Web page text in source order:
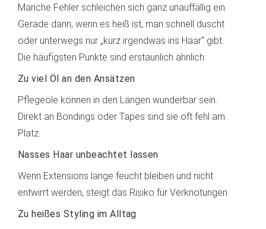
Manche Fehler schleichen sich ganz unauffällig ein.
Gerade dann, wenn es heiß ist, man schnell duscht
oder unterwegs nur „kurz irgendwas ins Haar“ gibt.
Die häufigsten Punkte sind erstaunlich ähnlich:
Zu viel Öl an den Ansätzen
Pflegeöle können in den Längen wunderbar sein.
Direkt an Bondings oder Tapes sind sie oft fehl am
Platz.
Nasses Haar unbeachtet lassen
Wenn Extensions lange feucht bleiben und nicht
entwirrt werden, steigt das Risiko für Verknotungen.
Zu heißes Styling im Alltag